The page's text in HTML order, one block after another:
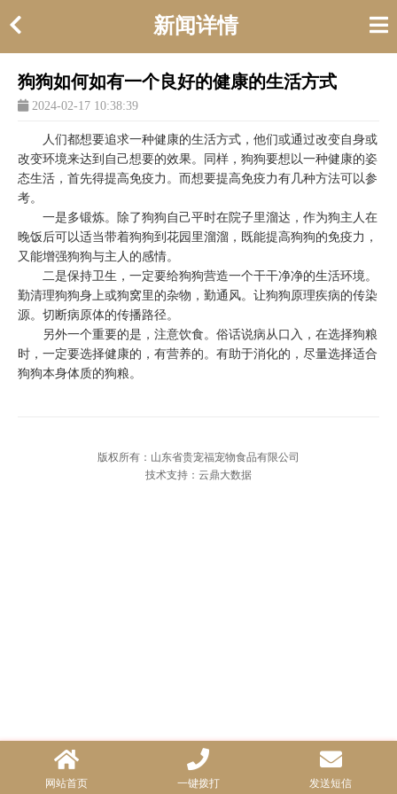
新闻详情
狗狗如何如有一个良好的健康的生活方式
2024-02-17 10:38:39
人们都想要追求一种健康的生活方式，他们或通过改变自身或
改变环境来达到自己想要的效果。同样，狗狗要想以一种健康的姿
态生活，首先得提高免疫力。而想要提高免疫力有几种方法可以参
考。
一是多锻炼。除了狗狗自己平时在院子里溜达，作为狗主人在
晚饭后可以适当带着狗狗到花园里溜溜，既能提高狗狗的免疫力，
又能增强狗狗与主人的感情。
二是保持卫生，一定要给狗狗营造一个干干净净的生活环境。
勤清理狗狗身上或狗窝里的杂物，勤通风。让狗狗原理疾病的传染
源。切断病原体的传播路径。
另外一个重要的是，注意饮食。俗话说病从口入，在选择狗粮
时，一定要选择健康的，有营养的。有助于消化的，尽量选择适合
狗狗本身体质的狗粮。
版权所有：山东省贵宠福宠物食品有限公司
技术支持：云鼎大数据
网站首页 一键拨打 发送短信